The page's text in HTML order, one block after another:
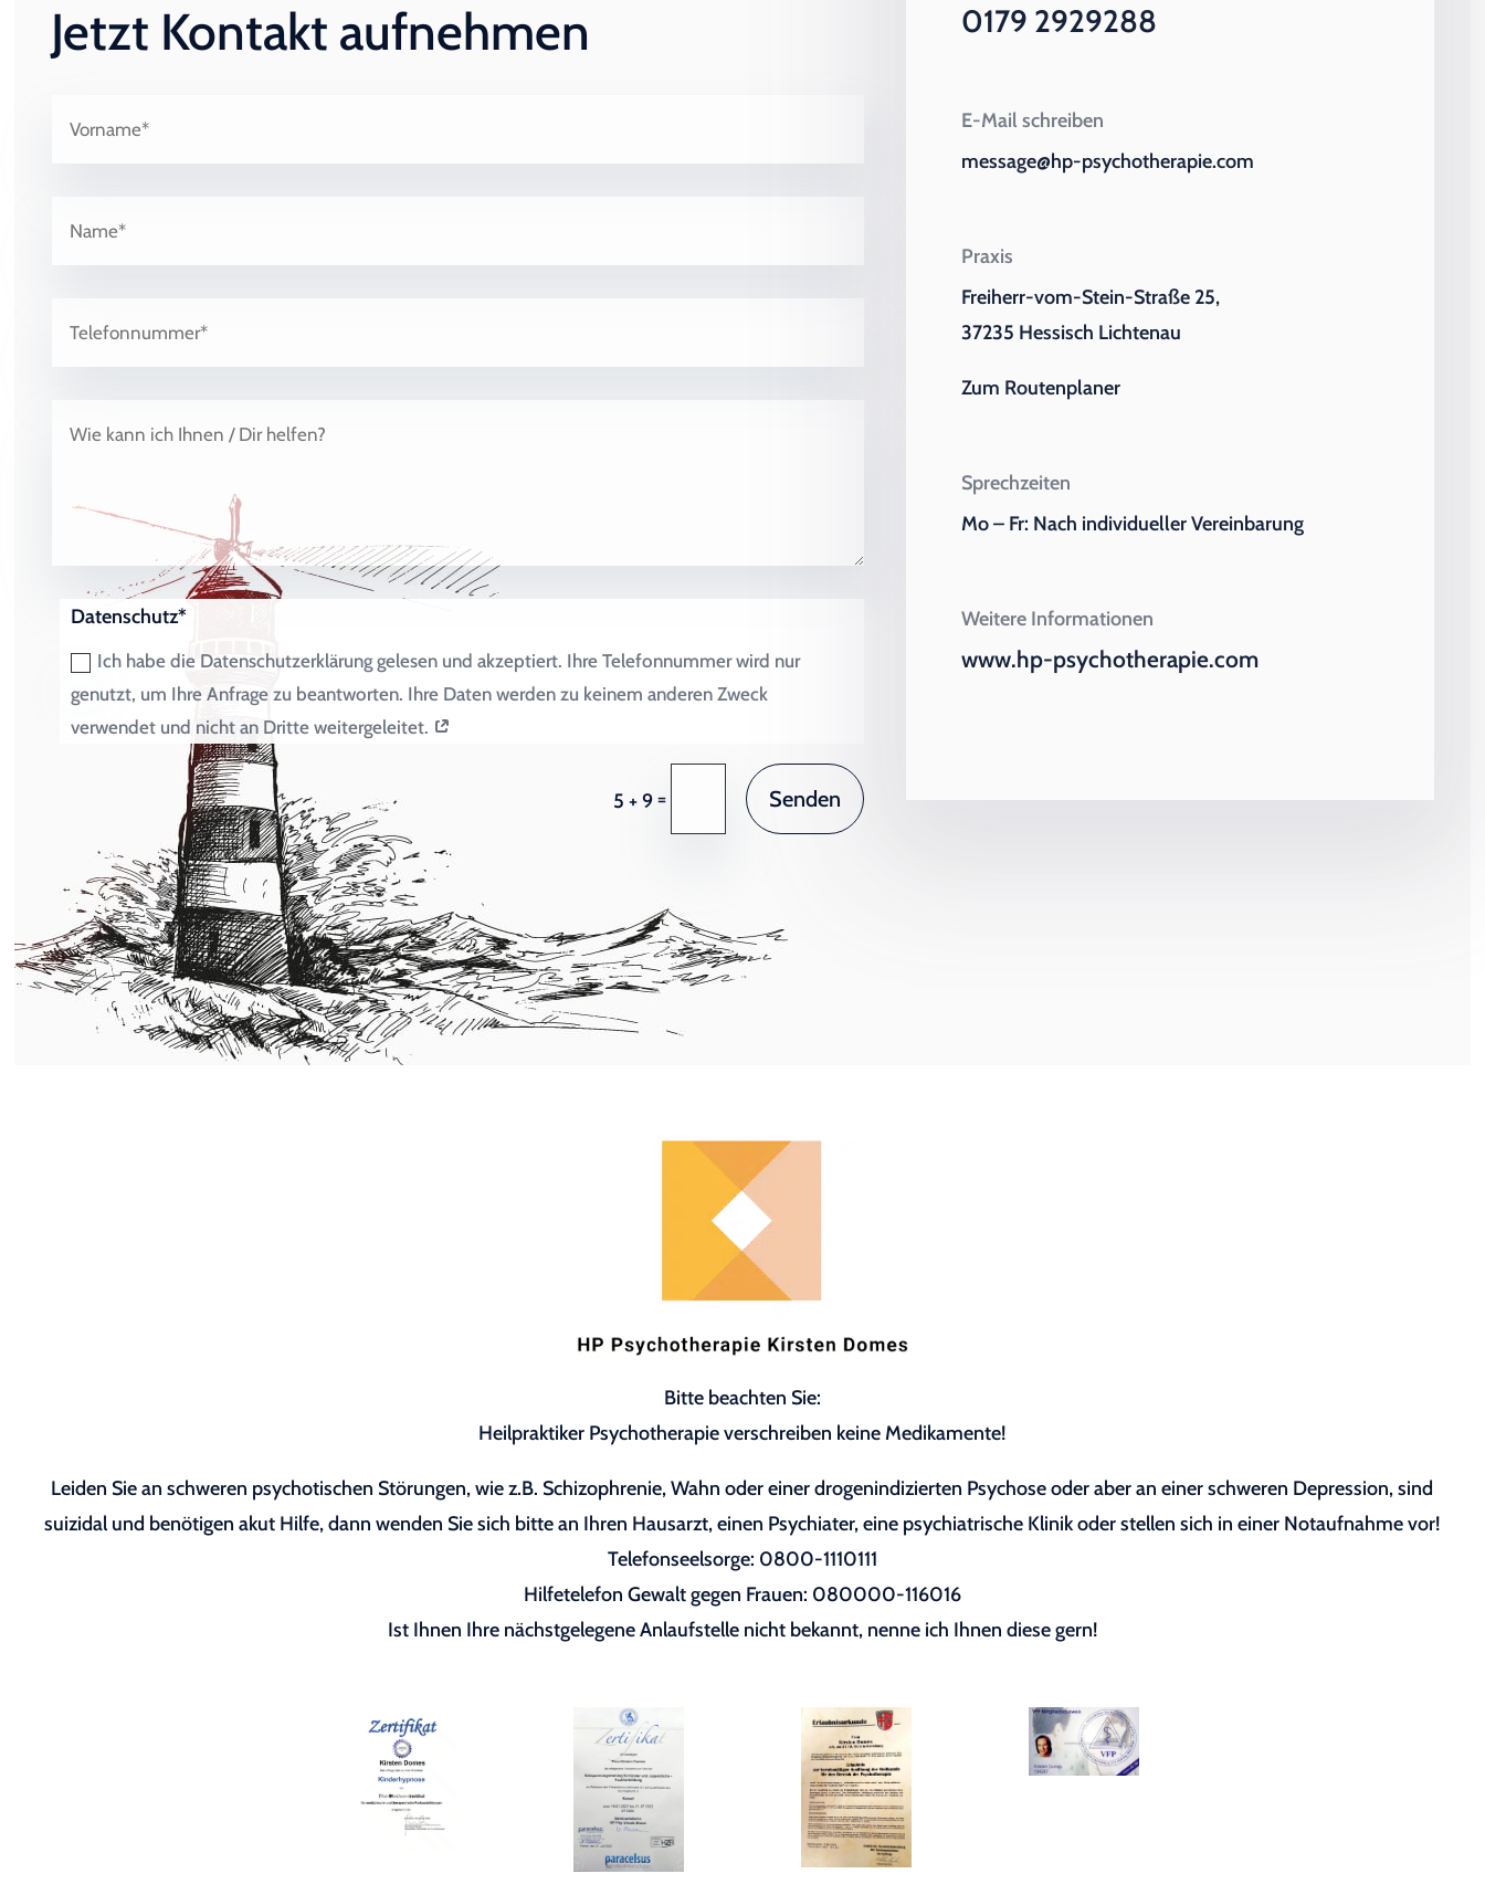
Jetzt Kontakt aufnehmen
Datenschutz*
Ich habe die Datenschutzerklärung gelesen und akzeptiert. Ihre Telefonnummer wird nur
genutzt, um Ihre Anfrage zu beantworten. Ihre Daten werden zu keinem anderen Zweck
verwendet und nicht an Dritte weitergeleitet.
5 + 9= Senden
0179 2929288
E-Mail schreiben
message@hp-psychotherapie.com
Praxis
Freiherr-vom-Stein-Straße 25,
37235 Hessisch Lichtenau
Zum Routenplaner
Sprechzeiten
Mo – Fr: Nach individueller Vereinbarung
Weitere Informationen
www.hp-psychotherapie.com
Bitte beachten Sie:
Heilpraktiker Psychotherapie verschreiben keine Medikamente!
Leiden Sie an schweren psychotischen Störungen, wie z.B. Schizophrenie, Wahn oder einer drogenindizierten Psychose oder aber an einer schweren Depression, sind
suizidal und benötigen akut Hilfe, dann wenden Sie sich bitte an Ihren Hausarzt, einen Psychiater, eine psychiatrische Klinik oder stellen sich in einer Notaufnahme vor!
Telefonseelsorge: 0800-1110111
Hilfetelefon Gewalt gegen Frauen: 080000-116016
Ist Ihnen Ihre nächstgelegene Anlaufstelle nicht bekannt, nenne ich Ihnen diese gern!